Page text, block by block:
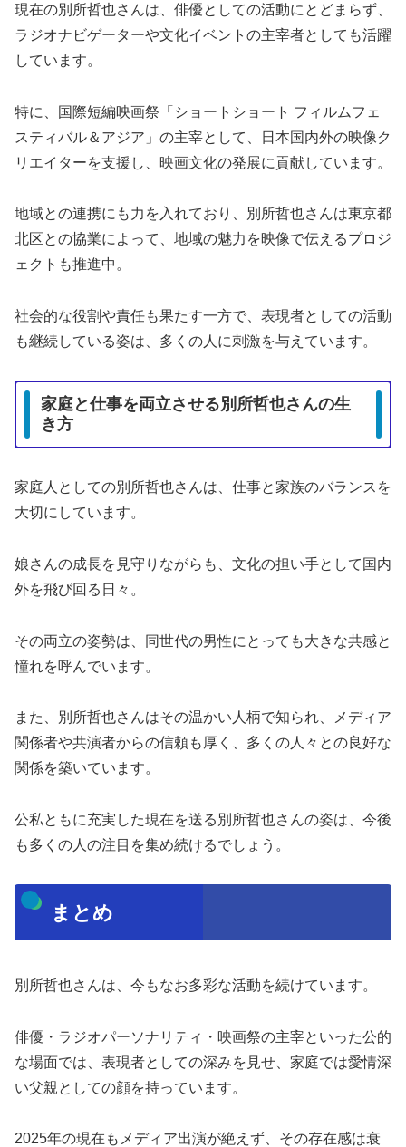
現在の別所哲也さんは、俳優としての活動にとどまらず、
ラジオナビゲーターや文化イベントの主宰者としても活躍
しています。
特に、国際短編映画祭「ショートショート フィルムフェ
スティバル＆アジア」の主宰として、日本国内外の映像ク
リエイターを支援し、映画文化の発展に貢献しています。
地域との連携にも力を入れており、別所哲也さんは東京都
北区との協業によって、地域の魅力を映像で伝えるプロジ
ェクトも推進中。
社会的な役割や責任も果たす一方で、表現者としての活動
も継続している姿は、多くの人に刺激を与えています。
家庭と仕事を両立させる別所哲也さんの生
き方
家庭人としての別所哲也さんは、仕事と家族のバランスを
大切にしています。
娘さんの成長を見守りながらも、文化の担い手として国内
外を飛び回る日々。
その両立の姿勢は、同世代の男性にとっても大きな共感と
憧れを呼んでいます。
また、別所哲也さんはその温かい人柄で知られ、メディア
関係者や共演者からの信頼も厚く、多くの人々との良好な
関係を築いています。
公私ともに充実した現在を送る別所哲也さんの姿は、今後
も多くの人の注目を集め続けるでしょう。
まとめ
別所哲也さんは、今もなお多彩な活動を続けています。
俳優・ラジオパーソナリティ・映画祭の主宰といった公的
な場面では、表現者としての深みを見せ、家庭では愛情深
い父親としての顔を持っています。
2025年の現在もメディア出演が絶えず、その存在感は衰